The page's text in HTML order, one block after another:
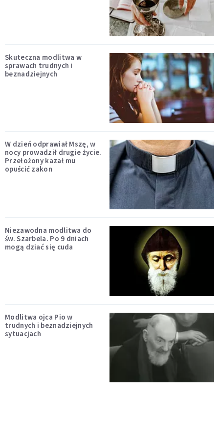
Skuteczna modlitwa w
sprawach trudnych i
beznadziejnych
W dzień odprawiał Mszę, w
nocy prowadził drugie życie.
Przełożony kazał mu
opuścić zakon
Niezawodna modlitwa do
św. Szarbela. Po 9 dniach
mogą dziać się cuda
Modlitwa ojca Pio w
trudnych i beznadziejnych
sytuacjach